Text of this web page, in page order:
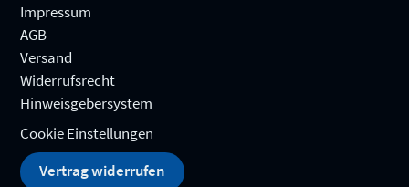
Impressum
AGB
Versand
Widerrufsrecht
Hinweisgebersystem
Cookie Einstellungen
Vertrag widerrufen